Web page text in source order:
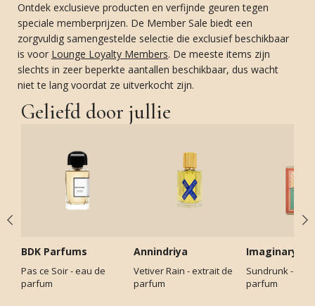
Ontdek exclusieve producten en verfijnde geuren tegen
speciale memberprijzen. De Member Sale biedt een
zorgvuldig samengestelde selectie die exclusief beschikbaar
is voor Lounge Loyalty Members. De meeste items zijn
slechts in zeer beperkte aantallen beschikbaar, dus wacht
niet te lang voordat ze uitverkocht zijn.
Geliefd door jullie
BDK Parfums
Pas ce Soir - eau de
parfum
Annindriya
Vetiver Rain - extrait de
parfum
Imaginary
Sundrunk - eau
parfum